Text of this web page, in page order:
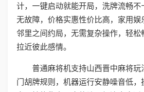
计，一键启动就能开局，洗牌流畅不
无故障，价格实惠性价比高，家用娱
邻里之间约局，无需复杂操作，轻松
拉近彼此感情。
普通麻将机支持山西晋中麻将
门胡牌规则，机器运行安静噪音低